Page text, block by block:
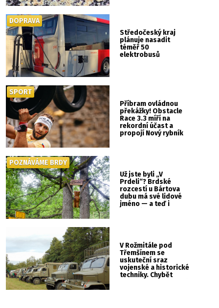
Středočeský kraj
plánuje nasadit
téměř 50
elektrobusů
DOPRAVA
Příbram ovládnou
překážky! Obstacle
Race 3.3 míří na
rekordní účast a
propojí Nový rybník
SPORT
Už jste byli „V
Prdeli“? Brdské
rozcestí u Bártova
dubu má své lidové
jméno — a teď i
POZNÁVÁME BRDY
V Rožmitále pod
Třemšínem se
uskuteční sraz
vojenské a historické
techniky. Chybět